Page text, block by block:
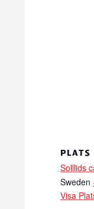
PLATS
Solllids
Sweden
Visa